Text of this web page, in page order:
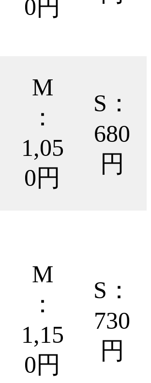
0円
M
：
1,05
0円
S：
680
円
M
：
1,15
0円
S：
730
円